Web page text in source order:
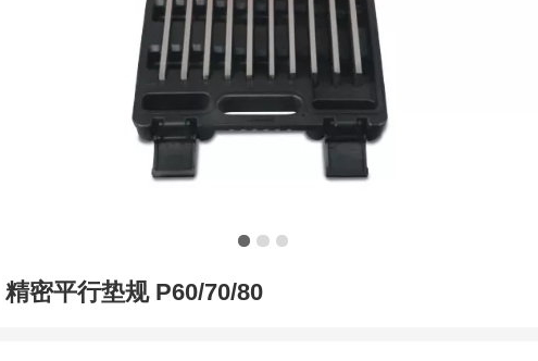
精密平行垫规 P60/70/80